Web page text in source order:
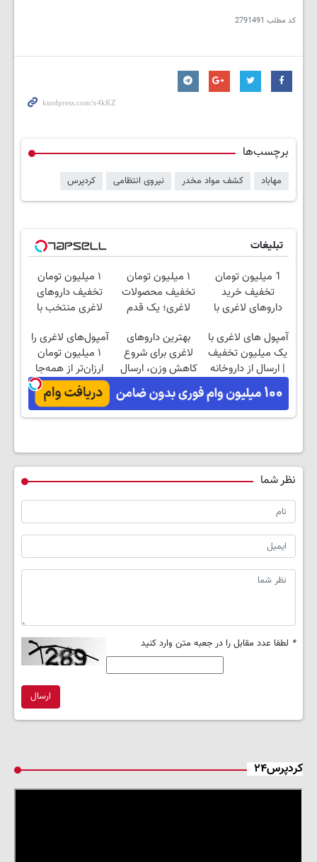
کد مطلب 2791491
برچسب‌ها
مهاباد کشف مواد مخدر نیروی انتظامی کردپرس
تبلیغات
1 میلیون تومان
تخفیف خرید
داروهای لاغری با
پک یخ!
۱ میلیون تومان
تخفیف محصولات
لاغری؛ یک قدم
کاهش وزن
۱ میلیون تومان
تخفیف داروهای
لاغری منتخب با
نزدیکت
آمپول های لاغری با
یک میلیون تخفیف
| ارسال از داروخانه
های معتبر
بهترین داروهای
لاغری برای شروع
کاهش وزن، ارسال
از داروخانه های
نزدیکت!
آمپول‌های لاغری را
۱ میلیون تومان
ارزان‌تر از همه‌جا
بخر!
نظر شما
* لطفا عدد مقابل را در جعبه متن وارد کنید
ارسال
کردپرس۲۴